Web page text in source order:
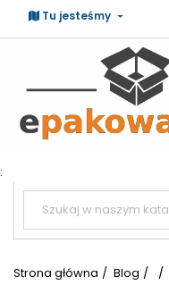
Tu jesteśmy
:

Strona główna Blog